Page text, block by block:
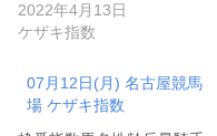
2022年4月13日
ケザキ指数
07月12日(月) 名古屋競馬
場 ケザキ指数